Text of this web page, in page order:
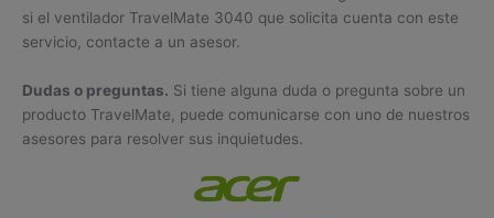
si el ventilador TravelMate 3040 que solicita cuenta con este
servicio, contacte a un asesor.
Dudas o preguntas. Si tiene alguna duda o pregunta sobre un
producto TravelMate, puede comunicarse con uno de nuestros
asesores para resolver sus inquietudes.